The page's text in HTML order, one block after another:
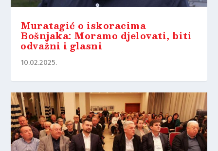
Muratagić o iskoracima
Bošnjaka: Moramo djelovati, biti
odvažni i glasni
10.02.2025.